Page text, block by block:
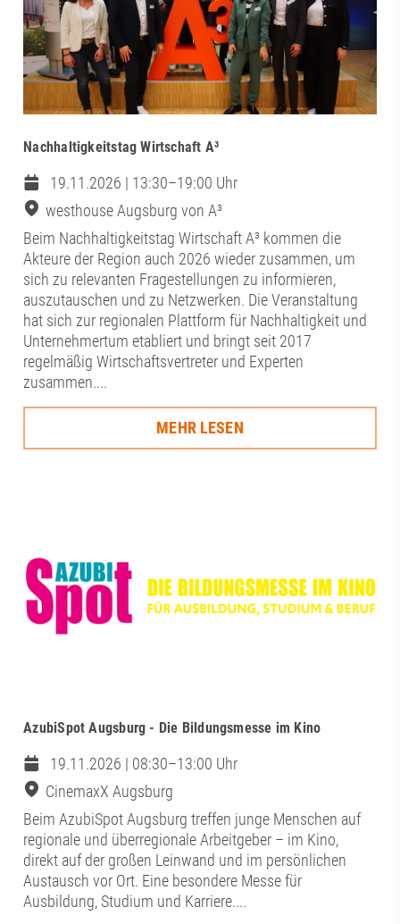
Nachhaltigkeitstag Wirtschaft A³
19.11.2026 | 13:30–19:00 Uhr
westhouse Augsburg von A³
Beim Nachhaltigkeitstag Wirtschaft A³ kommen die
Akteure der Region auch 2026 wieder zusammen, um
sich zu relevanten Fragestellungen zu informieren,
auszutauschen und zu Netzwerken. Die Veranstaltung
hat sich zur regionalen Plattform für Nachhaltigkeit und
Unternehmertum etabliert und bringt seit 2017
regelmäßig Wirtschaftsvertreter und Experten
zusammen....
MEHR LESEN
AzubiSpot Augsburg - Die Bildungsmesse im Kino
19.11.2026 | 08:30–13:00 Uhr
CinemaxX Augsburg
Beim AzubiSpot Augsburg treffen junge Menschen auf
regionale und überregionale Arbeitgeber – im Kino,
direkt auf der großen Leinwand und im persönlichen
Austausch vor Ort. Eine besondere Messe für
Ausbildung, Studium und Karriere....